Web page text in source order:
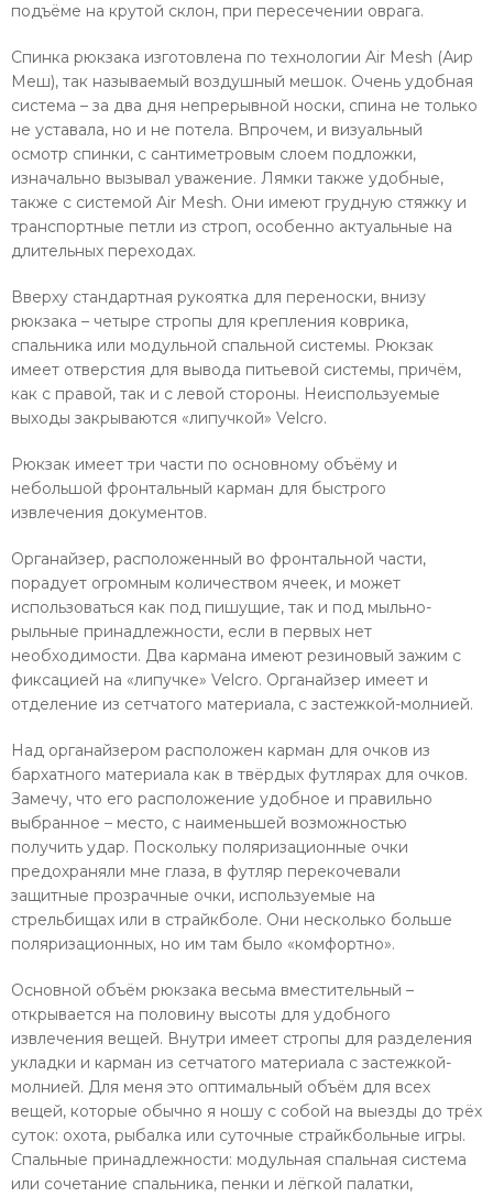
подъёме на крутой склон, при пересечении оврага.
Спинка рюкзака изготовлена по технологии Air Mesh (Аир
Меш), так называемый воздушный мешок. Очень удобная
система – за два дня непрерывной носки, спина не только
не уставала, но и не потела. Впрочем, и визуальный
осмотр спинки, с сантиметровым слоем подложки,
изначально вызывал уважение. Лямки также удобные,
также с системой Air Mesh. Они имеют грудную стяжку и
транспортные петли из строп, особенно актуальные на
длительных переходах.
Вверху стандартная рукоятка для переноски, внизу
рюкзака – четыре стропы для крепления коврика,
спальника или модульной спальной системы. Рюкзак
имеет отверстия для вывода питьевой системы, причём,
как с правой, так и с левой стороны. Неиспользуемые
выходы закрываются «липучкой» Velcro.
Рюкзак имеет три части по основному объёму и
небольшой фронтальный карман для быстрого
извлечения документов.
Органайзер, расположенный во фронтальной части,
порадует огромным количеством ячеек, и может
использоваться как под пишущие, так и под мыльно-
рыльные принадлежности, если в первых нет
необходимости. Два кармана имеют резиновый зажим с
фиксацией на «липучке» Velcro. Органайзер имеет и
отделение из сетчатого материала, с застежкой-молнией.
Над органайзером расположен карман для очков из
бархатного материала как в твёрдых футлярах для очков.
Замечу, что его расположение удобное и правильно
выбранное – место, с наименьшей возможностью
получить удар. Поскольку поляризационные очки
предохраняли мне глаза, в футляр перекочевали
защитные прозрачные очки, используемые на
стрельбищах или в страйкболе. Они несколько больше
поляризационных, но им там было «комфортно».
Основной объём рюкзака весьма вместительный –
открывается на половину высоты для удобного
извлечения вещей. Внутри имеет стропы для разделения
укладки и карман из сетчатого материала с застежкой-
молнией. Для меня это оптимальный объём для всех
вещей, которые обычно я ношу с собой на выезды до трёх
суток: охота, рыбалка или суточные страйкбольные игры.
Спальные принадлежности: модульная спальная система
или сочетание спальника, пенки и лёгкой палатки,